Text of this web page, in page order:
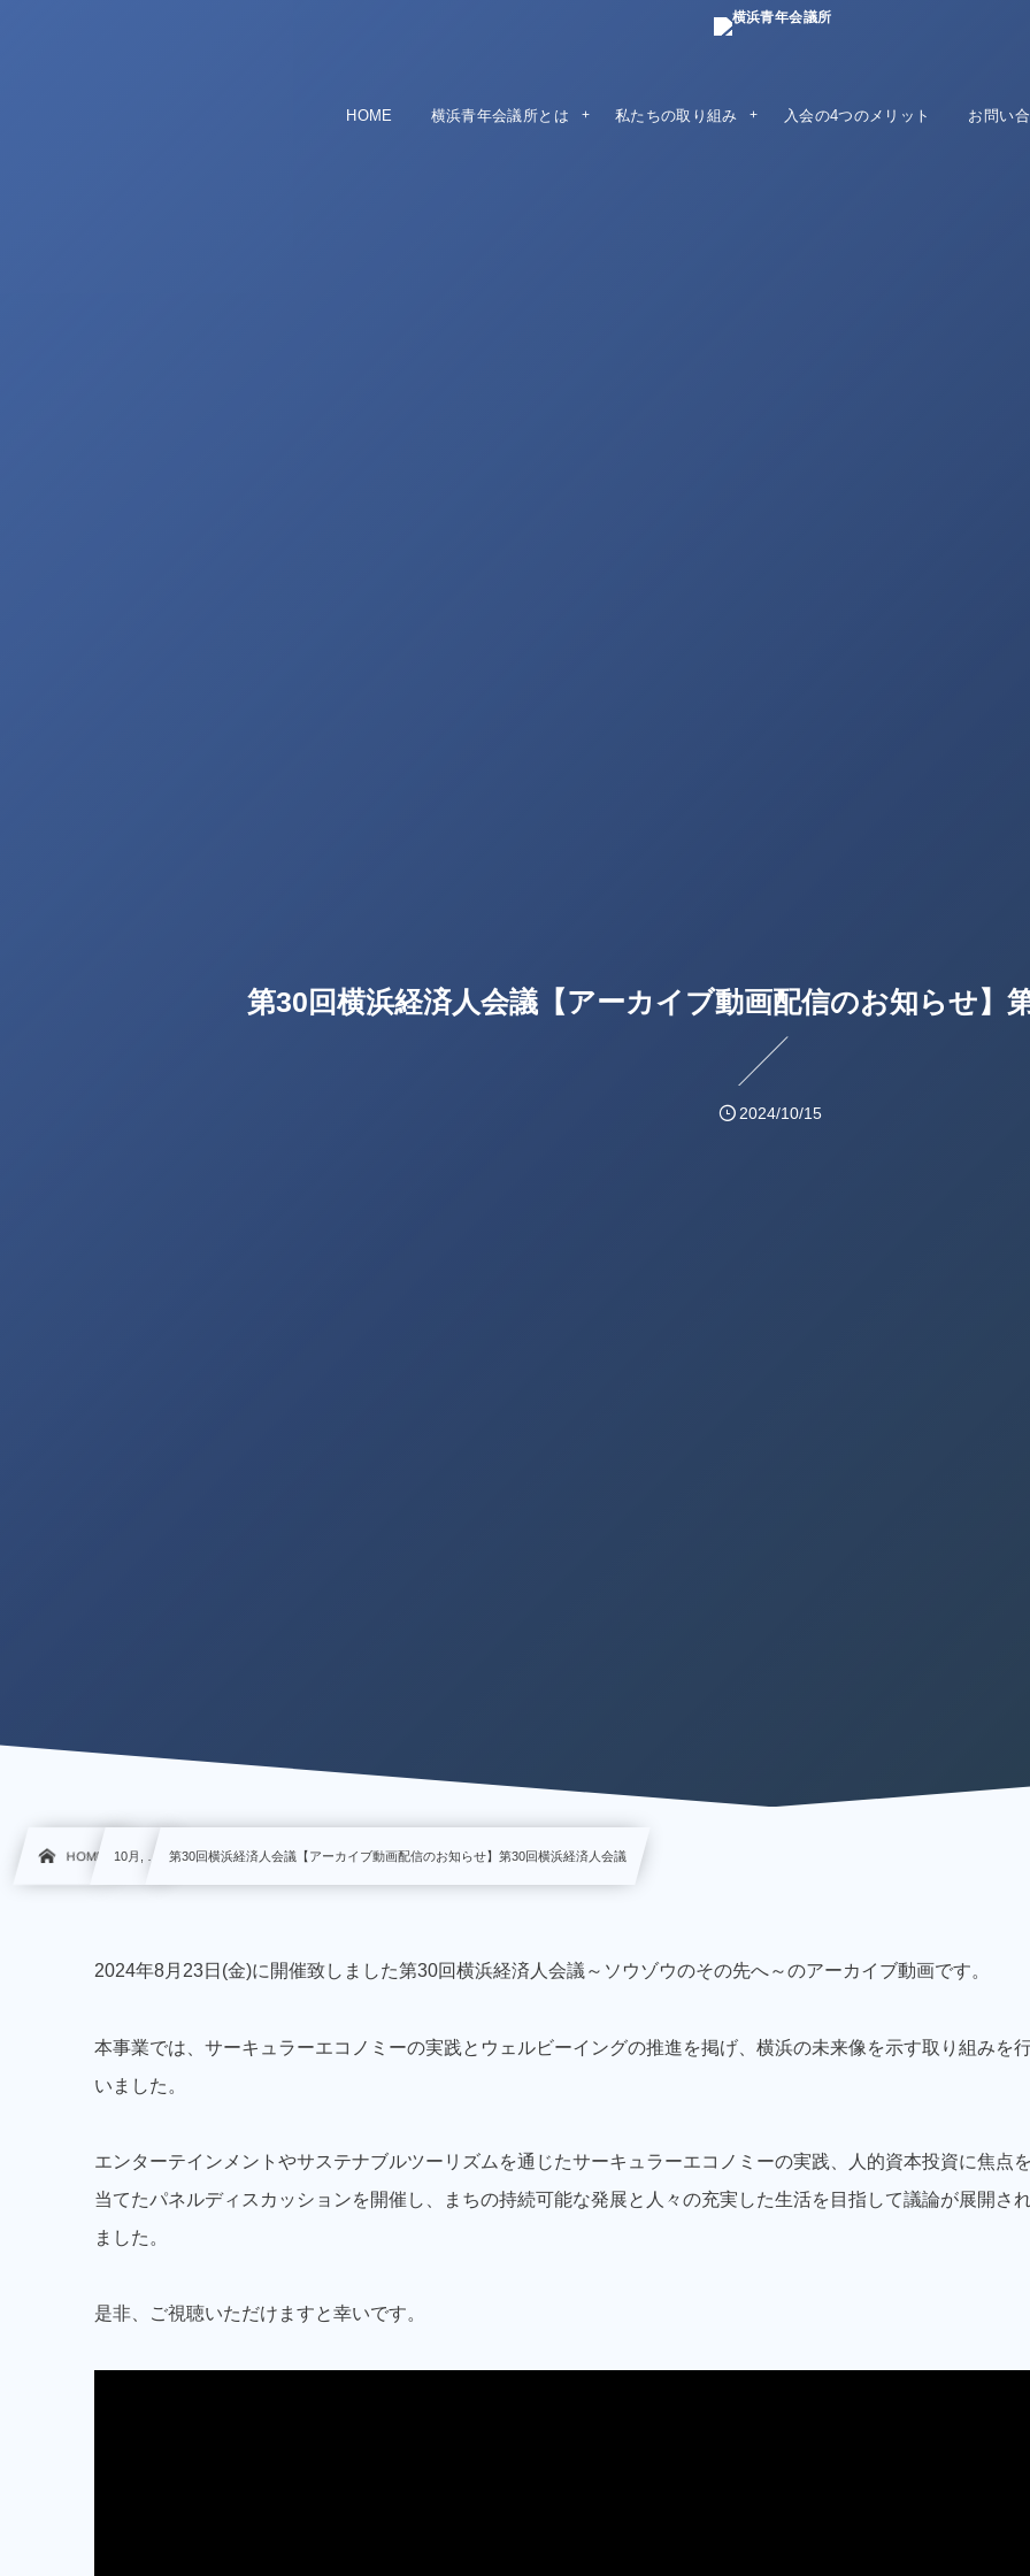
HOME 横浜青年会議所とは 私たちの取り組み 入会の4つのメリット お問い
第30回横浜経済人会議【アーカイブ動画配信のお知らせ】
2024/10/15
HOME 10月, … 第30回横浜経済人会議【アーカイブ動画配信のお知らせ】第30回横浜経済人会議
2024年8月23日(金)に開催致しました第30回横浜経済人会議～ソウゾウのその先へ～のアーカイブ動画です。
本事業では、サーキュラーエコノミーの実践とウェルビーイングの推進を掲げ、横浜の未来像を示す取り組みを
いました。
エンターテインメントやサステナブルツーリズムを通じたサーキュラーエコノミーの実践、人的資本投資に焦点
当てたパネルディスカッションを開催し、まちの持続可能な発展と人々の充実した生活を目指して議論が展開さ
ました。
是非、ご視聴いただけますと幸いです。